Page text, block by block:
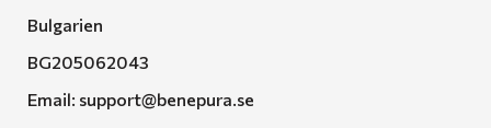
Bulgarien
BG205062043
Email: support@benepura.se